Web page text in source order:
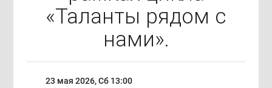
«Таланты рядом с
нами».
23 мая 2026, Сб 13:00